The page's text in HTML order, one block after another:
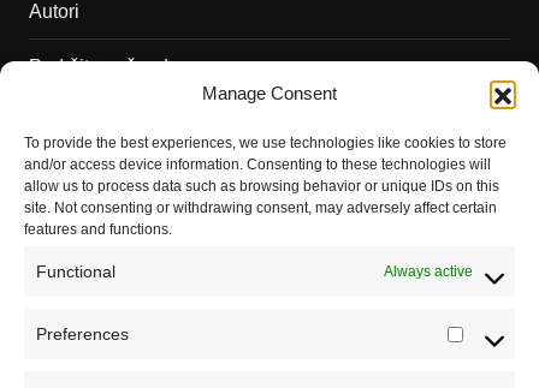
Manage Consent
To provide the best experiences, we use technologies like cookies to store
and/or access device information. Consenting to these technologies will
allow us to process data such as browsing behavior or unique IDs on this
site. Not consenting or withdrawing consent, may adversely affect certain
features and functions.
Functional Always active
Preferences
Autori
Podržite naš rad
Kontakt
Misija sajta Sve o arheologiji
O autoru sajta